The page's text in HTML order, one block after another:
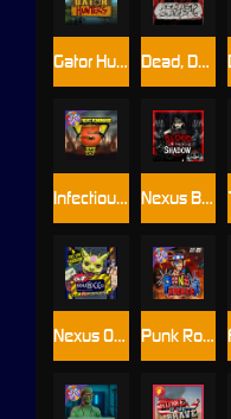
Nexus Blood & Shadow
Dead, Dead, or Deader
Punk Rocker 2
Nexus Outsourced
Gator Hunters
Infectious 5 xWays